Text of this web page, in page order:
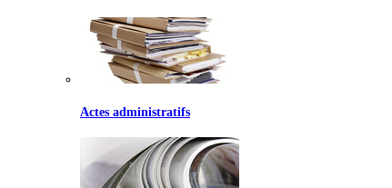
Actes administratifs